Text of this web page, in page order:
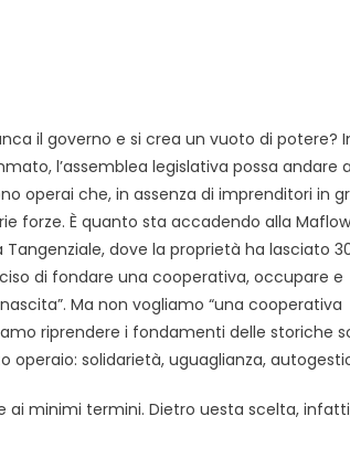
il governo e si crea un vuoto di potere?
l’assemblea legislativa possa andare
operai che, in assenza di imprenditori in
forze. È quanto sta accadendo alla
dove la proprietà ha lasciato
di fondare una cooperativa, occupare e
Ma non vogliamo “una cooperativa
riprendere i fondamenti delle storiche
solidarietà, uguaglianza,
ai minimi termini. Dietro uesta scelta,
italiano
è a
Evidenza Informazione
Acque sempre agitate tra i
democratici di Caposele